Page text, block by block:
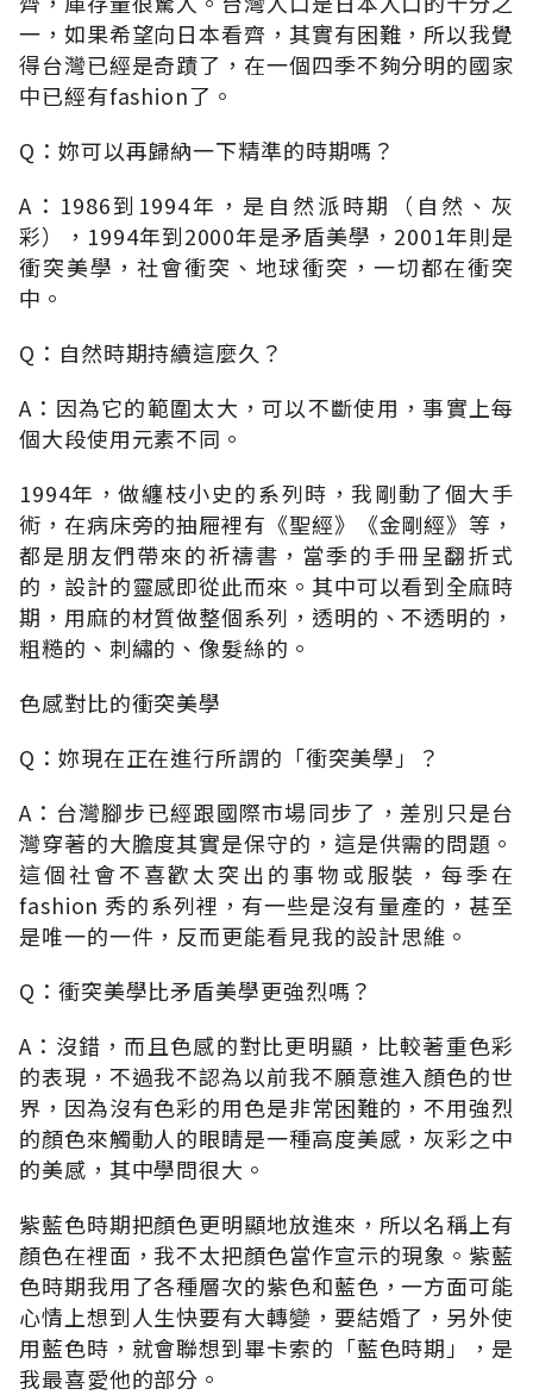
一，如果希望向日本看齊，其實有困難，所以我覺
得台灣已經是奇蹟了，在一個四季不夠分明的國家
中已經有fashion了。
Q：妳可以再歸納一下精準的時期嗎？
A：1986到1994年，是自然派時期（自然、灰
彩），1994年到2000年是矛盾美學，2001年則是
衝突美學，社會衝突、地球衝突，一切都在衝突
中。
Q：自然時期持續這麼久？
A：因為它的範圍太大，可以不斷使用，事實上每
個大段使用元素不同。
1994年，做纏枝小史的系列時，我剛動了個大手
術，在病床旁的抽屜裡有《聖經》《金剛經》等，
都是朋友們帶來的祈禱書，當季的手冊呈翻折式
的，設計的靈感即從此而來。其中可以看到全麻時
期，用麻的材質做整個系列，透明的、不透明的，
粗糙的、刺繡的、像髮絲的。
色感對比的衝突美學
Q：妳現在正在進行所謂的「衝突美學」？
A：台灣腳步已經跟國際市場同步了，差別只是台
灣穿著的大膽度其實是保守的，這是供需的問題。
這個社會不喜歡太突出的事物或服裝，每季在
fashion 秀的系列裡，有一些是沒有量產的，甚至
是唯一的一件，反而更能看見我的設計思維。
Q：衝突美學比矛盾美學更強烈嗎？
A：沒錯，而且色感的對比更明顯，比較著重色彩
的表現，不過我不認為以前我不願意進入顏色的世
界，因為沒有色彩的用色是非常困難的，不用強烈
的顏色來觸動人的眼睛是一種高度美感，灰彩之中
的美感，其中學問很大。
紫藍色時期把顏色更明顯地放進來，所以名稱上有
顏色在裡面，我不太把顏色當作宣示的現象。紫藍
色時期我用了各種層次的紫色和藍色，一方面可能
心情上想到人生快要有大轉變，要結婚了，另外使
用藍色時，就會聯想到畢卡索的「藍色時期」，是
我最喜愛他的部分。